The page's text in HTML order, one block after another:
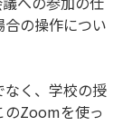
の操作につい
なく、学校の授
のZoomを使っ